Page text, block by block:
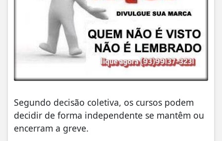
Segundo decisão coletiva, os cursos podem
decidir de forma independente se mantêm ou
encerram a greve.